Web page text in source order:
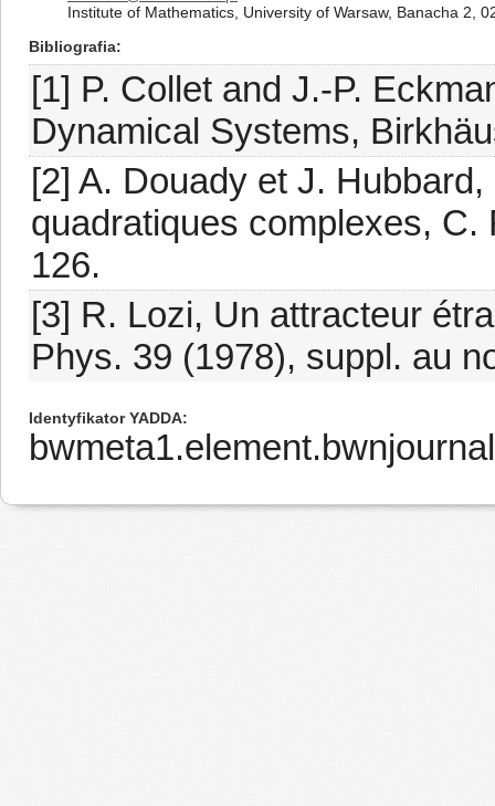
Institute of Mathematics, University of Warsaw, Banacha 2,
Bibliografia
[1] P. Collet and J.-P.
Dynamical Systems,
[2] A. Douady et J.
quadratiques complexes,
126.
[3] R. Lozi, Un attracteur
Phys. 39 (1978), suppl. au
Identyfikator YADDA